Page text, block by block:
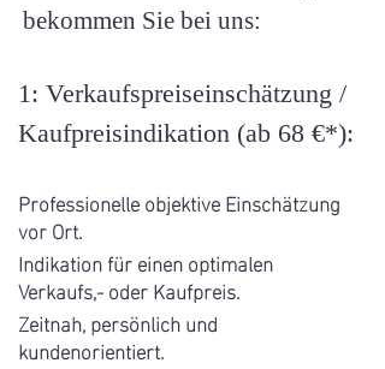
bekommen Sie bei uns:
1: Verkaufspreiseinschätzung /
Kaufpreisindikation (ab 68 €*):
Professionelle objektive Einschätzung
vor Ort.
Indikation für einen optimalen
Verkaufs,- oder Kaufpreis.
Zeitnah, persönlich und
kundenorientiert.